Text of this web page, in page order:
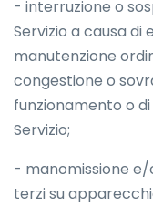
- interruzione o
Servizio a causa
manutenzione
congestione o
funzionamento o
Servizio;
- manomissione
terzi su